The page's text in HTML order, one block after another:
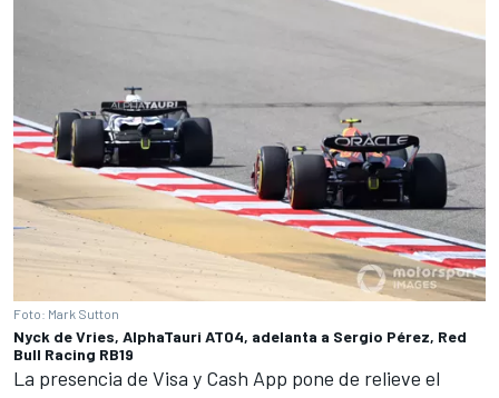
Foto: Mark Sutton
Nyck de Vries, AlphaTauri AT04, adelanta a Sergio Pérez, Red
Bull Racing RB19
La presencia de Visa y Cash App pone de relieve el